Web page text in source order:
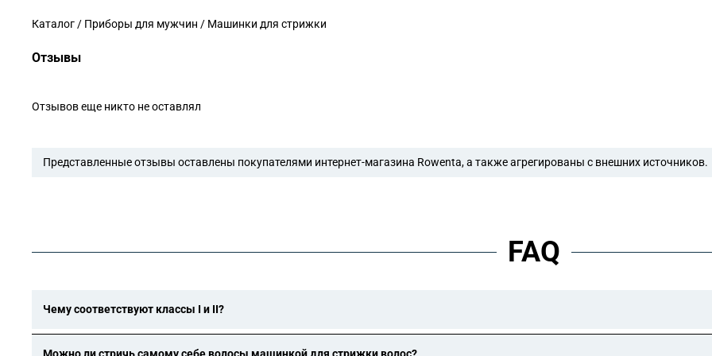
Каталог / Приборы для мужчин / Машинки для стрижки
Отзывы
Отзывов еще никто не оставлял
Представленные отзывы оставлены покупателями интернет-магазина Rowenta, а также агрегированы с внешних источников.
FAQ
Чему соответствуют классы I и II?
Приборы класса I должны быть заземлены (они имеют только один слой изоляции). Приборы класса II не должны быть